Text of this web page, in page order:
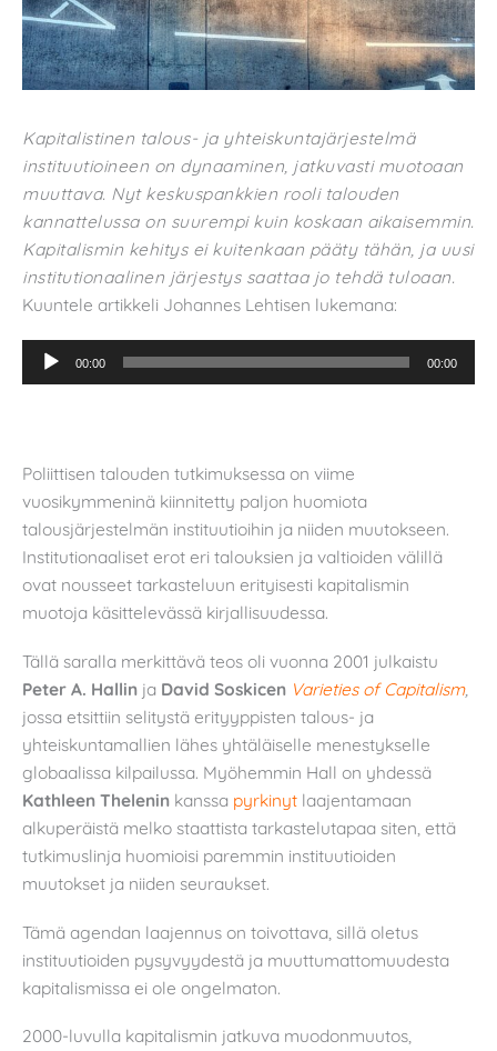
Kapitalistinen talous- ja yhteiskuntajärjestelmä
instituutioineen on dynaaminen, jatkuvasti muotoaan
muuttava. Nyt keskuspankkien rooli talouden
kannattelussa on suurempi kuin koskaan aikaisemmin.
Kapitalismin kehitys ei kuitenkaan pääty tähän, ja uusi
institutionaalinen järjestys saattaa jo tehdä tuloaan.
Kuuntele artikkeli Johannes Lehtisen lukemana:
Äänitoistin00:00 00:00
Poliittisen talouden tutkimuksessa on viime
vuosikymmeninä kiinnitetty paljon huomiota
talousjärjestelmän instituutioihin ja niiden muutokseen.
Institutionaaliset erot eri talouksien ja valtioiden välillä
ovat nousseet tarkasteluun erityisesti kapitalismin
muotoja käsittelevässä kirjallisuudessa.
Tällä saralla merkittävä teos oli vuonna 2001 julkaistu
Peter A. Hallin ja David Soskicen Varieties of Capitalism,
jossa etsittiin selitystä erityyppisten talous- ja
yhteiskuntamallien lähes yhtäläiselle menestykselle
globaalissa kilpailussa. Myöhemmin Hall on yhdessä
Kathleen Thelenin kanssa pyrkinyt laajentamaan
alkuperäistä melko staattista tarkastelutapaa siten, että
tutkimuslinja huomioisi paremmin instituutioiden
muutokset ja niiden seuraukset.
Tämä agendan laajennus on toivottava, sillä oletus
instituutioiden pysyvyydestä ja muuttumattomuudesta
kapitalismissa ei ole ongelmaton.
2000-luvulla kapitalismin jatkuva muodonmuutos,